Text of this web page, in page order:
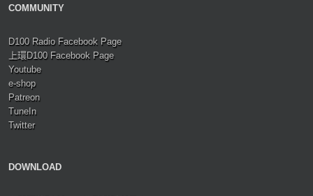
COMMUNITY
D100 Radio Facebook Page
上環D100 Facebook Page
Youtube
e-shop
Patreon
TuneIn
Twitter
DOWNLOAD